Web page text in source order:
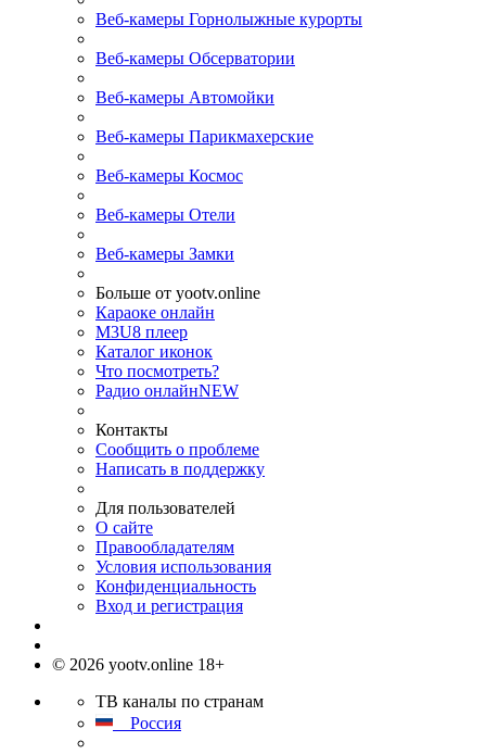
Веб-камеры Горнолыжные курорты
Веб-камеры Обсерватории
Веб-камеры Автомойки
Веб-камеры Парикмахерские
Веб-камеры Космос
Веб-камеры Отели
Веб-камеры Замки
Больше от yootv.online
Караоке онлайн
M3U8 плеер
Каталог иконок
Что посмотреть?
Радио онлайнNEW
Контакты
Сообщить о проблеме
Написать в поддержку
Для пользователей
О сайте
Правообладателям
Условия использования
Конфиденциальность
Вход и регистрация
© 2026 yootv.online 18+
ТВ каналы по странам
Россия